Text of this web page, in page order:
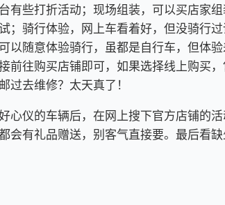
有些打折活动；现场组装，可以买店家
；骑行体验，网上车看着好，但没骑行
以随意体验骑行，虽都是自行车，但体
前往购买店铺即可，如果选择线上购买
过去维修？太天真了！
心仪的车辆后，在网上搜下官方店铺的
会有礼品赠送，别客气直接要。最后看缺